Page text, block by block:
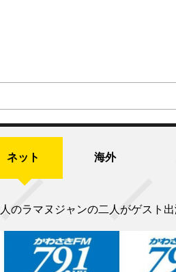
ネット 海外
のラマヌジャンの二人がゲスト